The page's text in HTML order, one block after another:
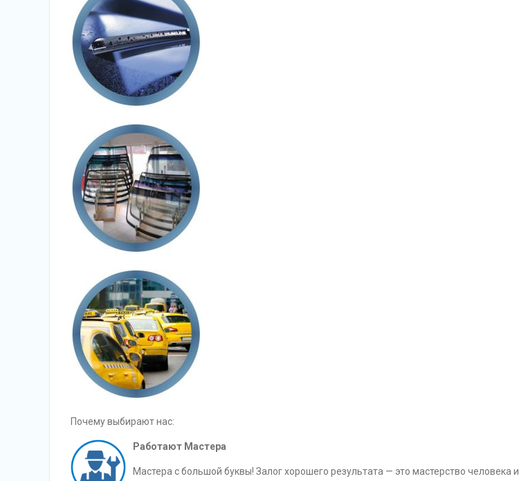
Почему выбирают нас:
Работают Мастера
Мастера с большой буквы! Залог хорошего результата — это мастерство человека и